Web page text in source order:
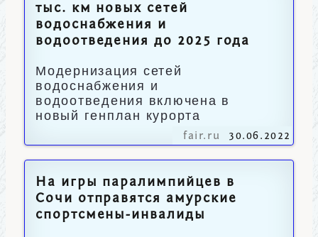
тыс. км новых сетей
водоснабжения и
водоотведения до 2025 года
Модернизация сетей
водоснабжения и
водоотведения включена в
новый генплан курорта
fair.ru 30.06.2022
На игры паралимпийцев в
Сочи отправятся амурские
спортсмены-инвалиды